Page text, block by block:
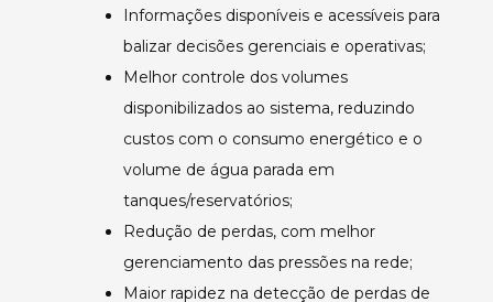
Informações disponíveis e acessíveis para
balizar decisões gerenciais e operativas;
Melhor controle dos volumes
disponibilizados ao sistema, reduzindo
custos com o consumo energético e o
volume de água parada em
tanques/reservatórios;
Redução de perdas, com melhor
gerenciamento das pressões na rede;
Maior rapidez na detecção de perdas de